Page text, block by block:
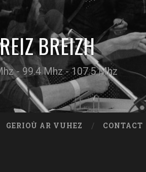
BREIZH
- 99.4 Mhz - 107.5 Mhz
GERIOÙ AR VUHEZ CONTACT